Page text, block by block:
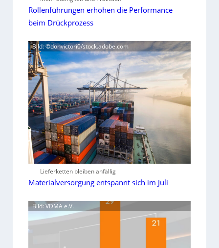
Rollenführungen erhöhen die Performance
beim Drückprozess
Bild: ©donvictori0/stock.adobe.com
Lieferketten bleiben anfällig
Materialversorgung entspannt sich im Juli
Bild: VDMA e.V.